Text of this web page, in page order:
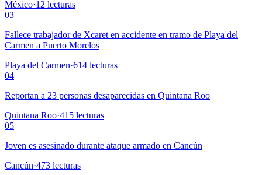
México·12 lecturas
03
Fallece trabajador de Xcaret en accidente en tramo de Playa del
Carmen a Puerto Morelos
Playa del Carmen·614 lecturas
04
Reportan a 23 personas desaparecidas en Quintana Roo
Quintana Roo·415 lecturas
05
Joven es asesinado durante ataque armado en Cancún
Cancún·473 lecturas